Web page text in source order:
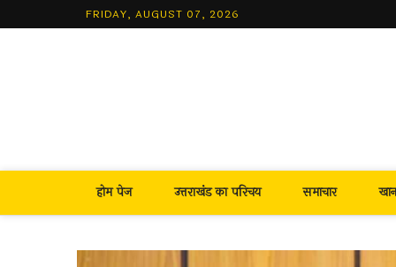
to
FRIDAY, AUGUST 07, 2026
होम पेज उत्तराखंड का परिचय समाचार